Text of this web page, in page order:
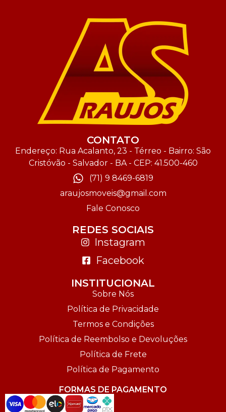
CONTATO
Endereço: Rua Acalanto, 23 - Térreo - Bairro: São
Cristóvão - Salvador - BA - CEP: 41.500-460
(71) 9 8469-6819
araujosmoveis@gmail.com
Fale Conosco
REDES SOCIAIS
Instagram
Facebook
INSTITUCIONAL
Sobre Nós
Política de Privacidade
Termos e Condições
Política de Reembolso e Devoluções
Política de Frete
Política de Pagamento
FORMAS DE PAGAMENTO